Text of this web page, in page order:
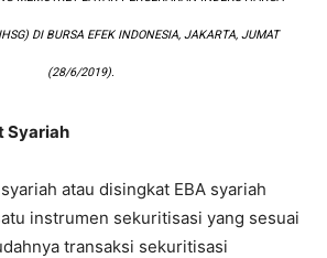
DI BURSA EFEK INDONESIA, JAKARTA, JUMAT
(28/6/2019).
Syariah
atau disingkat EBA syariah
instrumen sekuritisasi yang sesuai
transaksi sekuritisasi